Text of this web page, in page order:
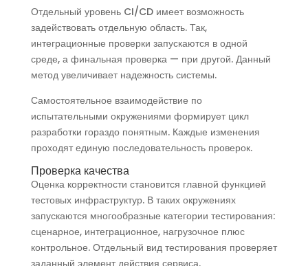
Отдельный уровень CI/CD имеет возможность
задействовать отдельную область. Так,
интеграционные проверки запускаются в одной
среде, а финальная проверка — при другой. Данный
метод увеличивает надежность системы.
Самостоятельное взаимодействие по
испытательными окружениями формирует цикл
разработки гораздо понятным. Каждые изменения
проходят единую последовательность проверок.
Проверка качества
Оценка корректности становится главной функцией
тестовых инфраструктур. В таких окружениях
запускаются многообразные категории тестирования:
сценарное, интеграционное, нагрузочное плюс
контрольное. Отдельный вид тестирования проверяет
заданный элемент действия сервиса.